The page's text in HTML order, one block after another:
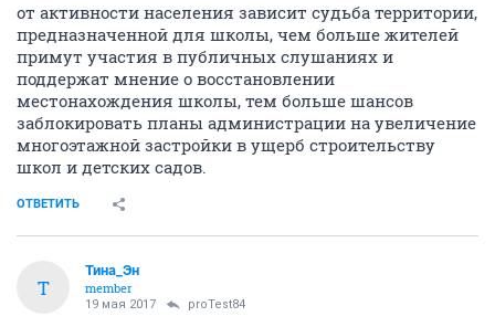
от активности населения зависит судьба территории,
предназначенной для школы, чем больше жителей
примут участия в публичных слушаниях и
поддержат мнение о восстановлении
местонахождения школы, тем больше шансов
заблокировать планы администрации на увеличение
многоэтажной застройки в ущерб строительству
школ и детских садов.
ОТВЕТИТЬ
Т
Тина_Эн
member
19 мая 2017 proTest84